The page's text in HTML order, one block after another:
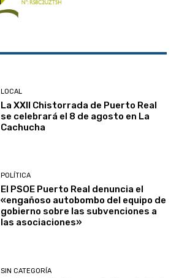
LOCAL
La XXII Chistorrada de Puerto Real
se celebrará el 8 de agosto en La
Cachucha
POLÍTICA
El PSOE Puerto Real denuncia el
«engañoso autobombo del equipo de
gobierno sobre las subvenciones a
las asociaciones»
SIN CATEGORÍA